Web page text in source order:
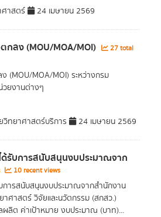
าสตร์ 24 เมษายน 2569
ลง (MOU/MOA/MOI)
27 total
MOA/MOI) ระหว่างกรม
วยงานต่างๆ
ทยาศาสตร์บริการ 24 เมษายน 2569
ด้รับการสนับสนุนงบประมาณจาก
10 recent views
การสนับสนุนงบประมาณจากสำนักงาน
ศาสตร์ วิจัยและนวัตกรรม (สกสว.)
ผลิต ค่าเป้าหมาย งบประมาณ (บาท)...